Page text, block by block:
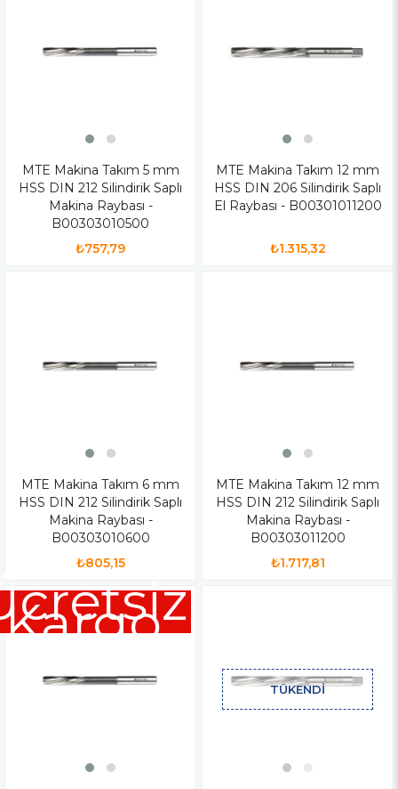
MTE Makina Takım 5 mm
HSS DIN 212 Silindirik Saplı
Makina Raybası -
B00303010500
₺757,79
MTE Makina Takım 12 mm
HSS DIN 206 Silindirik Saplı
El Raybası - B00301011200
₺1.315,32
MTE Makina Takım 6 mm
HSS DIN 212 Silindirik Saplı
Makina Raybası -
B00303010600
₺805,15
MTE Makina Takım 12 mm
HSS DIN 212 Silindirik Saplı
Makina Raybası -
B00303011200
₺1.717,81
Kargo
TÜKENDI